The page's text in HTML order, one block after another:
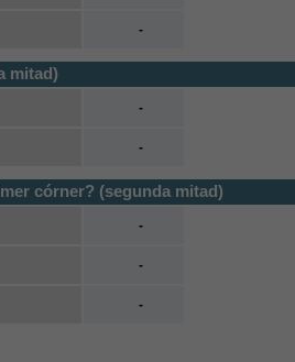
-
mitad)
-
-
córner? (segunda mitad)
-
-
-